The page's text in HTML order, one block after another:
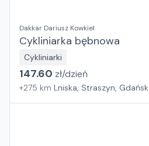
Dakkar Dariusz Kowkiel
Cykliniarka bębnowa
Cykliniarki
147.60 zł/dzień
+275 km Lniska, Straszyn, Gdańsk